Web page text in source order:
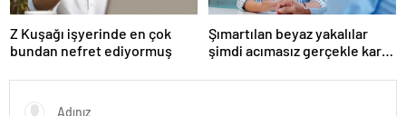
Z Kuşağı işyerinde en çok
bundan nefret ediyormuş
Şımartılan beyaz yakalılar
şimdi acımasız gerçekle karşı